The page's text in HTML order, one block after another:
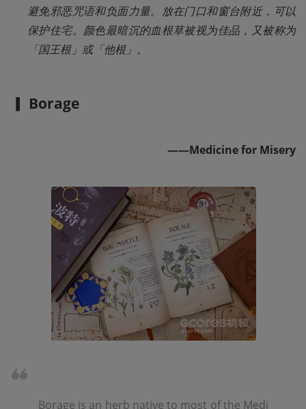
避免邪恶咒语和负面力量。放在门口和窗台附近，可以
保护住宅。颜色最暗沉的血根草被视为佳品，又被称为
「国王根」或「他根」。
▎ Borage
——Medicine for Misery
Borage is an herb native to most of the Medi